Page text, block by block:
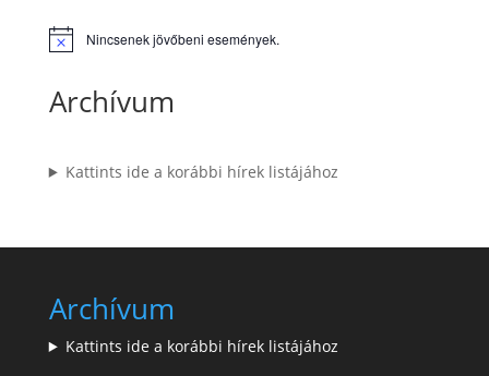
Notice Nincsenek jövőbeni események.
Archívum
Kattints ide a korábbi hírek listájához
Archívum
Kattints ide a korábbi hírek listájához